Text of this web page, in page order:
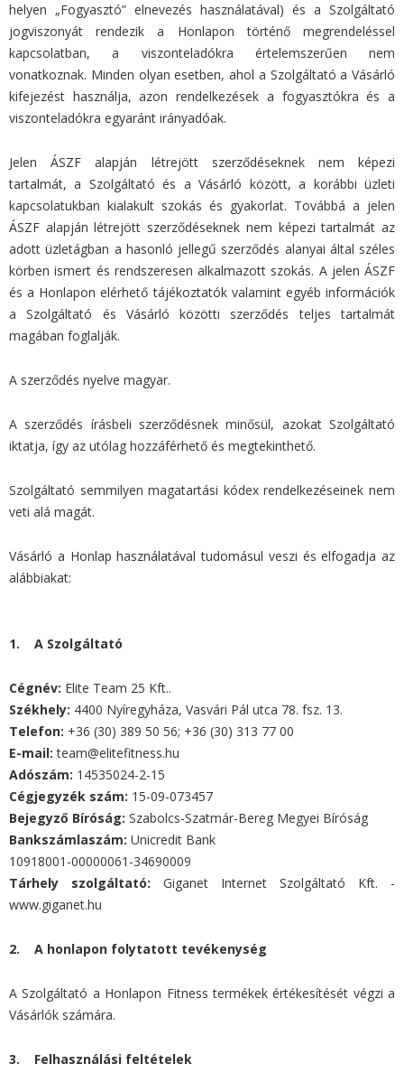
helyen „Fogyasztó” elnevezés használatával) és a Szolgáltató
jogviszonyát rendezik a Honlapon történő megrendeléssel
kapcsolatban, a viszonteladókra értelemszerűen nem
vonatkoznak. Minden olyan esetben, ahol a Szolgáltató a Vásárló
kifejezést használja, azon rendelkezések a fogyasztókra és a
viszonteladókra egyaránt irányadóak.
Jelen ÁSZF alapján létrejött szerződéseknek nem képezi
tartalmát, a Szolgáltató és a Vásárló között, a korábbi üzleti
kapcsolatukban kialakult szokás és gyakorlat. Továbbá a jelen
ÁSZF alapján létrejött szerződéseknek nem képezi tartalmát az
adott üzletágban a hasonló jellegű szerződés alanyai által széles
körben ismert és rendszeresen alkalmazott szokás. A jelen ÁSZF
és a Honlapon elérhető tájékoztatók valamint egyéb információk
a Szolgáltató és Vásárló közötti szerződés teljes tartalmát
magában foglalják.
A szerződés nyelve magyar.
A szerződés írásbeli szerződésnek minősül, azokat Szolgáltató
iktatja, így az utólag hozzáférhető és megtekinthető.
Szolgáltató semmilyen magatartási kódex rendelkezéseinek nem
veti alá magát.
Vásárló a Honlap használatával tudomásul veszi és elfogadja az
alábbiakat:
1. A Szolgáltató
Cégnév: Elite Team 25 Kft..
Székhely: 4400 Nyíregyháza, Vasvári Pál utca 78. fsz. 13.
Telefon: +36 (30) 389 50 56; +36 (30) 313 77 00
E-mail: team@elitefitness.hu
Adószám: 14535024-2-15
Cégjegyzék szám: 15-09-073457
Bejegyző Bíróság: Szabolcs-Szatmár-Bereg Megyei Bíróság
Bankszámlaszám: Unicredit Bank
10918001-00000061-34690009
Tárhely szolgáltató: Giganet Internet Szolgáltató Kft. -
www.giganet.hu
2. A honlapon folytatott tevékenység
A Szolgáltató a Honlapon Fitness termékek értékesítését végzi a
Vásárlók számára.
3. Felhasználási feltételek